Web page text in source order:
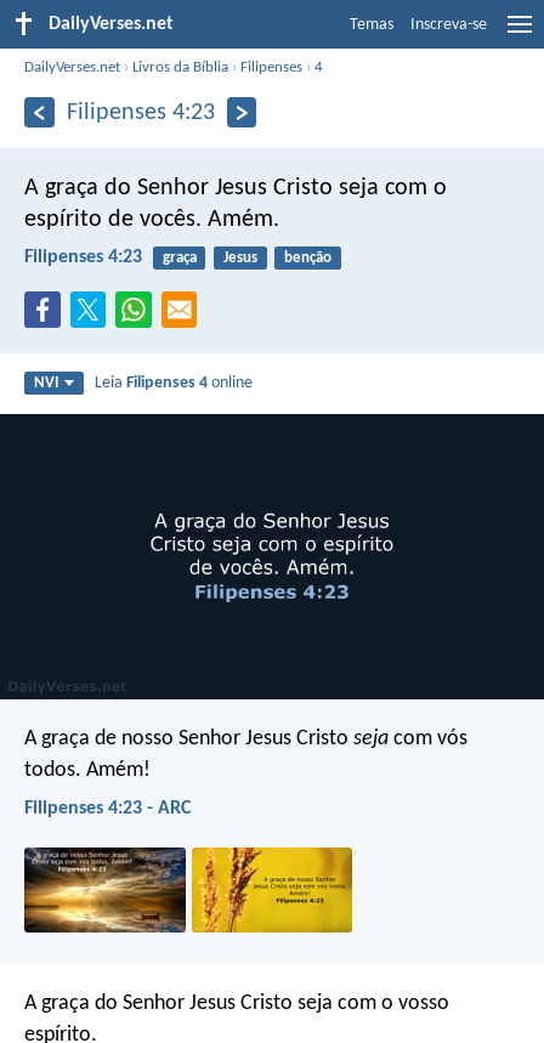
DailyVerses.net Temas Inscreva-se
DailyVerses.net ›Livros da Bíblia ›Filipenses ›4
Filipenses 4:23
A graça do Senhor Jesus Cristo seja com o
espírito de vocês. Amém.
Filipenses 4:23 graça Jesus benção
NVI LeiaFilipenses 4 online
A graça de nosso Senhor Jesus Cristo seja com vós
todos. Amém!
Filipenses 4:23 - ARC
A graça do Senhor Jesus Cristo seja com o vosso
espírito.